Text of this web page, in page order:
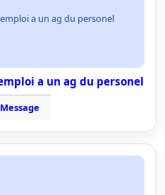
a un ag du personel
a un ag du personel